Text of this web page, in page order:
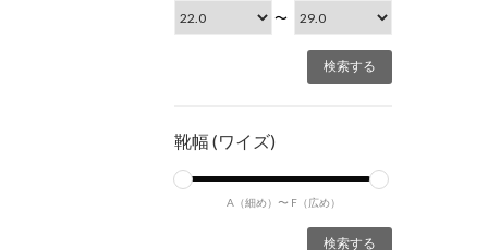
〜
靴幅 (ワイズ)
A（細め）〜 F（広め）